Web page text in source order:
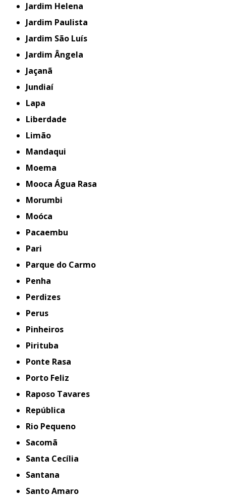
Jardim Helena
Jardim Paulista
Jardim São Luís
Jardim Ângela
Jaçanã
Jundiaí
Lapa
Liberdade
Limão
Mandaqui
Moema
Mooca Água Rasa
Morumbi
Moóca
Pacaembu
Pari
Parque do Carmo
Penha
Perdizes
Perus
Pinheiros
Pirituba
Ponte Rasa
Porto Feliz
Raposo Tavares
República
Rio Pequeno
Sacomã
Santa Cecília
Santana
Santo Amaro